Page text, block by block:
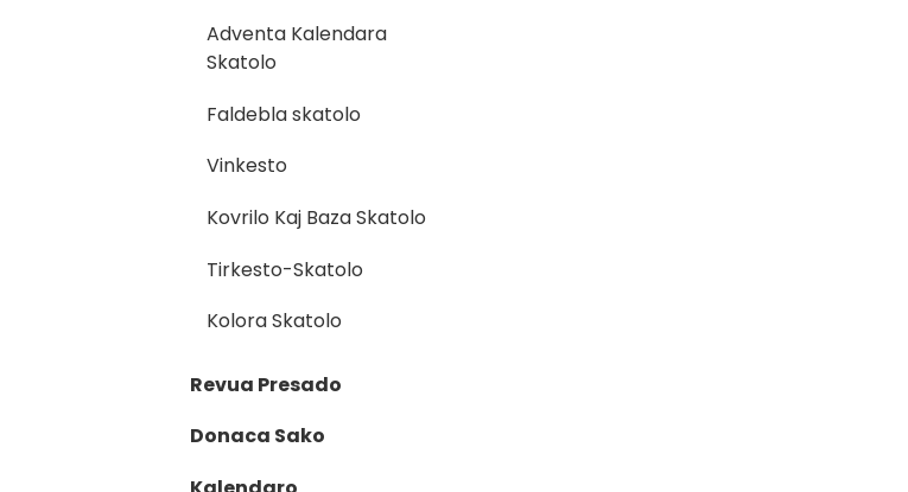
Adventa Kalendara
Skatolo
Faldebla skatolo
Vinkesto
Kovrilo Kaj Baza Skatolo
Tirkesto-Skatolo
Kolora Skatolo
Revua Presado
Donaca Sako